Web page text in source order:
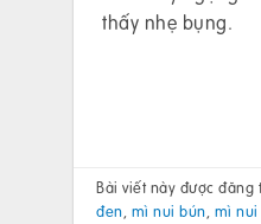
thấy nhẹ bụng.
Bài viết này được đăng
đen, mì nui bún, mì